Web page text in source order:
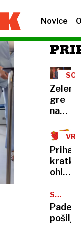
Novice
gre
na
obisk
k
Vučiću:
"To
je za
Ruse
v
obraz"
Prihaja
suši
pa ni
videti
konca
NAKUPI
Padec
pošiljk